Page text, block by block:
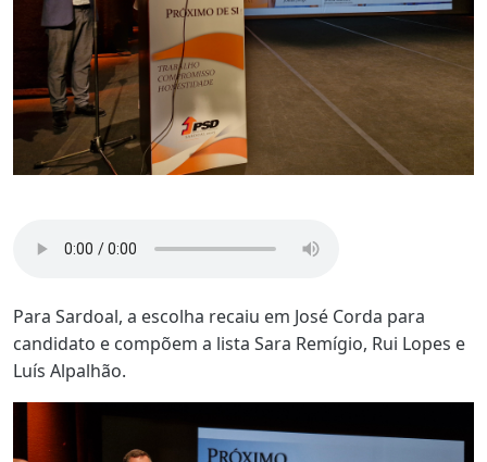
Para Sardoal, a escolha recaiu em José Corda para
candidato e compõem a lista Sara Remígio, Rui Lopes e
Luís Alpalhão.